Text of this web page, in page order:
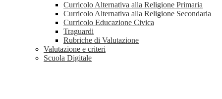
Curricolo Alternativa alla Religione Primaria
Curricolo Alternativa alla Religione Secondaria
Curricolo Educazione Civica
Traguardi
Rubriche di Valutazione
Valutazione e criteri
Scuola Digitale